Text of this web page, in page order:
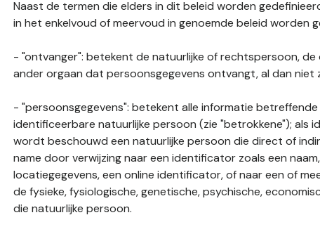
Naast de termen die elders in dit beleid worden
in het enkelvoud of meervoud in genoemde beleid worden
- "ontvanger": betekent de natuurlijke of rechtspersoon,
ander orgaan dat persoonsgegevens ontvangt, al dan niet
- "persoonsgegevens": betekent alle informatie
identificeerbare natuurlijke persoon (zie "betrokkene"); als
wordt beschouwd een natuurlijke persoon die direct of
name door verwijzing naar een identificator zoals een
locatiegegevens, een online identificator, of naar een of
de fysieke, fysiologische, genetische, psychische,
die natuurlijke persoon.